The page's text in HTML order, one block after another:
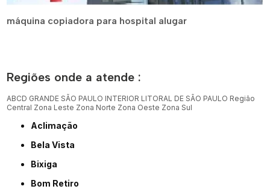
máquina copiadora para hospital alugar
Regiões onde a atende :
ABCD GRANDE SÃO PAULO INTERIOR LITORAL DE SÃO PAULO Região
Central Zona Leste Zona Norte Zona Oeste Zona Sul
Aclimação
Bela Vista
Bixiga
Bom Retiro